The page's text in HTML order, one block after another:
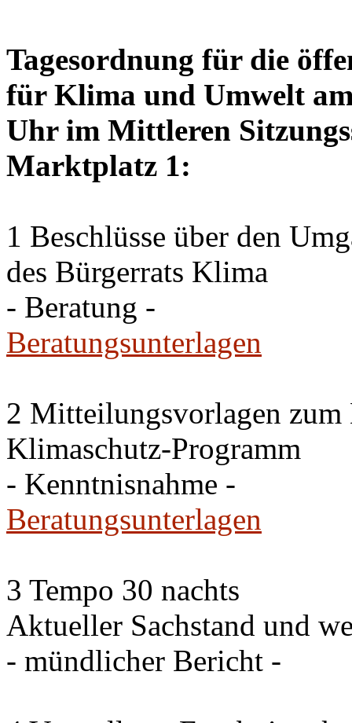
Tagesordnung für die
für Klima und Umwelt
Uhr im Mittleren
Marktplatz 1:
1 Beschlüsse über den
des Bürgerrats Klima
- Beratung -
Beratungsunterlagen
2 Mitteilungsvorlagen zum
Klimaschutz-Programm
- Kenntnisnahme -
Beratungsunterlagen
3 Tempo 30 nachts
Aktueller Sachstand und
- mündlicher Bericht -